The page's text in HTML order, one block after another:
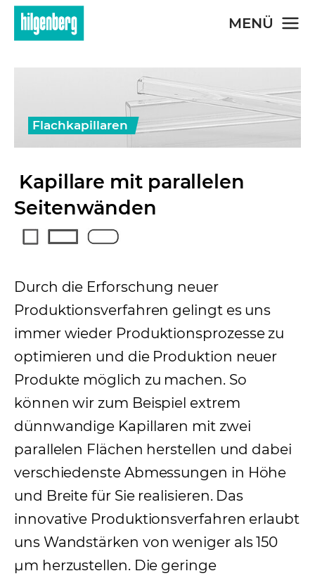
Skip to main content MENÜ
Flachkapillaren
Kapillare mit parallelen
Seitenwänden
Durch die Erforschung neuer
Produktionsverfahren gelingt es uns
immer wieder Produktionsprozesse zu
optimieren und die Produktion neuer
Produkte möglich zu machen. So
können wir zum Beispiel extrem
dünnwandige Kapillaren mit zwei
parallelen Flächen herstellen und dabei
verschiedenste Abmessungen in Höhe
und Breite für Sie realisieren. Das
innovative Produktionsverfahren erlaubt
uns Wandstärken von weniger als 150
μm herzustellen. Die geringe